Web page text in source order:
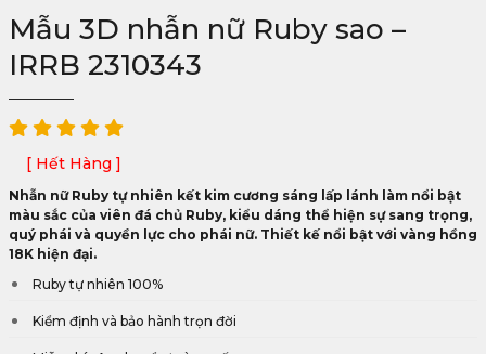
Mẫu 3D nhẫn nữ Ruby sao –
IRRB 2310343
[ Hết Hàng ]
Nhẫn nữ Ruby tự nhiên kết kim cương sáng lấp lánh làm nổi bật
màu sắc của viên đá chủ Ruby, kiểu dáng thể hiện sự sang trọng,
quý phái và quyền lực cho phái nữ. Thiết kế nổi bật với vàng hồng
18K hiện đại.
Ruby tự nhiên 100%
Kiểm định và bảo hành trọn đời